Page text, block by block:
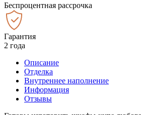
Беспроцентная рассрочка
Гарантия
2 года
Описание
Отделка
Внутреннее наполнение
Информация
Отзывы